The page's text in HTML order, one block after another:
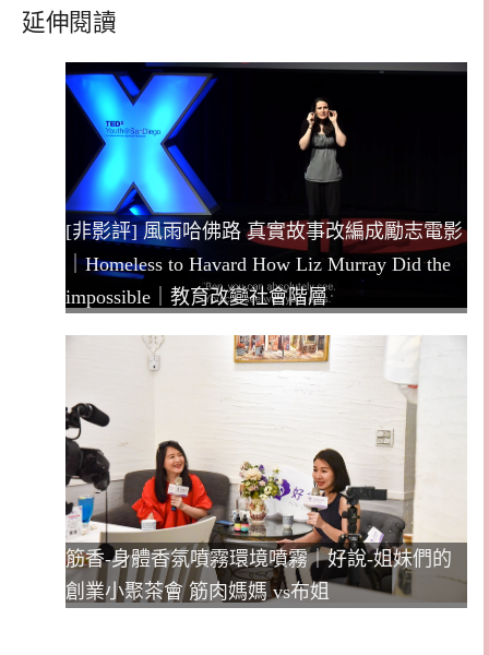
延伸閱讀
[非影評] 風雨哈佛路 真實故事改編成勵志電影
｜Homeless to Havard How Liz Murray Did the
impossible｜教育改變社會階層
筋香-身體香氛噴霧環境噴霧｜好說-姐妹們的
創業小聚茶會 筋肉媽媽 vs布姐